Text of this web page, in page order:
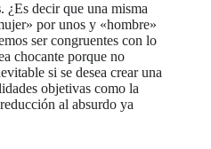
. ¿Es decir que una misma
por unos y «hombre»
ser congruentes con lo
chocante porque no
si se desea crear una
objetivas como la
al absurdo ya